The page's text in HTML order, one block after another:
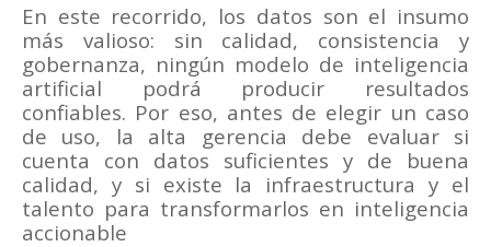
En este recorrido, los datos son el insumo
más valioso: sin calidad, consistencia y
gobernanza, ningún modelo de inteligencia
artificial podrá producir resultados
confiables. Por eso, antes de elegir un caso
de uso, la alta gerencia debe evaluar si
cuenta con datos suficientes y de buena
calidad, y si existe la infraestructura y el
talento para transformarlos en inteligencia
accionable